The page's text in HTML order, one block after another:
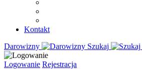
Kontakt
Darowizny
Szukaj
Logowanie Rejestracja